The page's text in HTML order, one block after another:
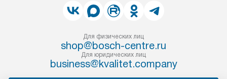
Для физических лиц
shop@bosch-centre.ru
Для юридических лиц
business@kvalitet.company